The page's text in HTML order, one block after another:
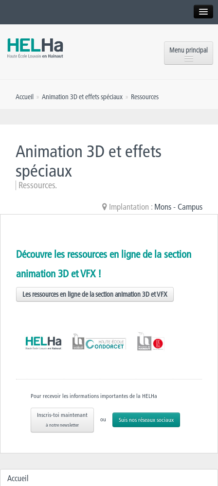
Formation continue et Recherche
Presse
Menu principal
Implantations
OEH
Inscriptions
Accueil » Animation 3D et effets spéciaux » Ressources
Animation 3D et effets
spéciaux
Ressources.
Implantation : Mons - Campus
Découvre les ressources en ligne de la section
animation 3D et VFX !
Les ressources en ligne de la section animation 3D et VFX
Pour recevoir les informations importantes de la HELHa
Inscris-toi maintenant
à notre newsletter
ou Suis nos réseaux sociaux
Accueil